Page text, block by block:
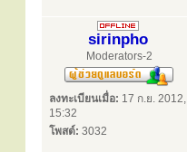
sirinpho
Moderators-2
ลงทะเบียนเมื่อ: 17 ก.ย. 2012,
15:32
โพสต์: 3032